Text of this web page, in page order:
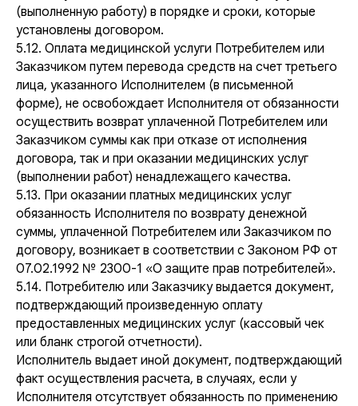
(выполненную работу) в порядке и сроки, которые
установлены договором.
5.12. Оплата медицинской услуги Потребителем или
Заказчиком путем перевода средств на счет третьего
лица, указанного Исполнителем (в письменной
форме), не освобождает Исполнителя от обязанности
осуществить возврат уплаченной Потребителем или
Заказчиком суммы как при отказе от исполнения
договора, так и при оказании медицинских услуг
(выполнении работ) ненадлежащего качества.
5.13. При оказании платных медицинских услуг
обязанность Исполнителя по возврату денежной
суммы, уплаченной Потребителем или Заказчиком по
договору, возникает в соответствии с Законом РФ от
07.02.1992 № 2300-1 «О защите прав потребителей».
5.14. Потребителю или Заказчику выдается документ,
подтверждающий произведенную оплату
предоставленных медицинских услуг (кассовый чек
или бланк строгой отчетности).
Исполнитель выдает иной документ, подтверждающий
факт осуществления расчета, в случаях, если у
Исполнителя отсутствует обязанность по применению